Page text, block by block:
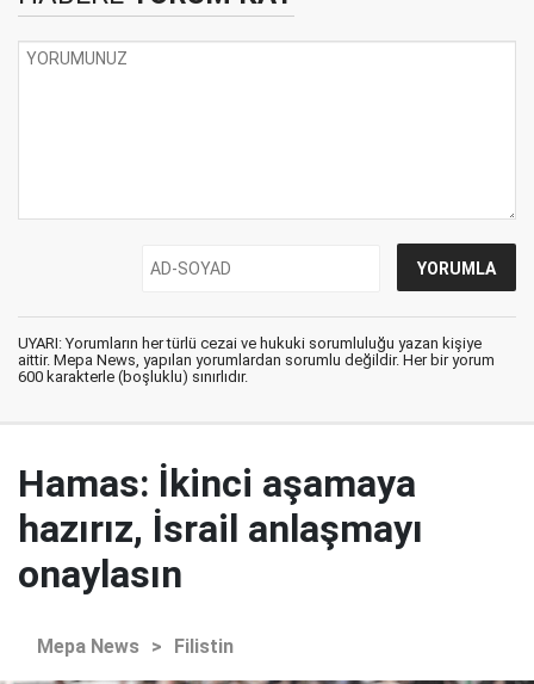
UYARI: Yorumların her türlü cezai ve hukuki sorumluluğu yazan kişiye
aittir. Mepa News, yapılan yorumlardan sorumlu değildir. Her bir yorum
600 karakterle (boşluklu) sınırlıdır.
Hamas: İkinci aşamaya
hazırız, İsrail anlaşmayı
onaylasın
Mepa News > Filistin